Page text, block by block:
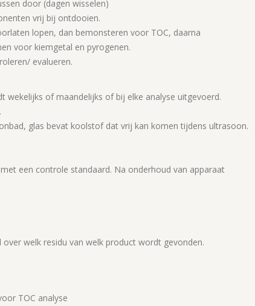
door (dagen wisselen)
vrij bij ontdooien.
lopen, dan bemonsteren voor TOC, daarna
voor kiemgetal en pyrogenen.
evalueren.
wekelijks of maandelijks of bij elke analyse uitgevoerd.
glas bevat koolstof dat vrij kan komen tijdens ultrasoon.
een controle standaard. Na onderhoud van apparaat
welk residu van welk product wordt gevonden.
TOC analyse